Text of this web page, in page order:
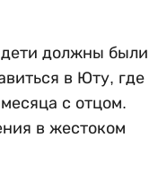
дети должны были
в Юту, где
с отцом.
в жестоком